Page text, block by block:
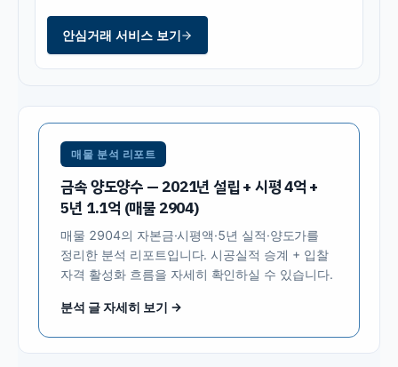
안심거래 서비스 보기
매물 분석 리포트
금속 양도양수 — 2021년 설립 + 시평 4억 +
5년 1.1억 (매물 2904)
매물 2904의 자본금·시평액·5년 실적·양도가를
정리한 분석 리포트입니다. 시공실적 승계 + 입찰
자격 활성화 흐름을 자세히 확인하실 수 있습니다.
분석 글 자세히 보기 →